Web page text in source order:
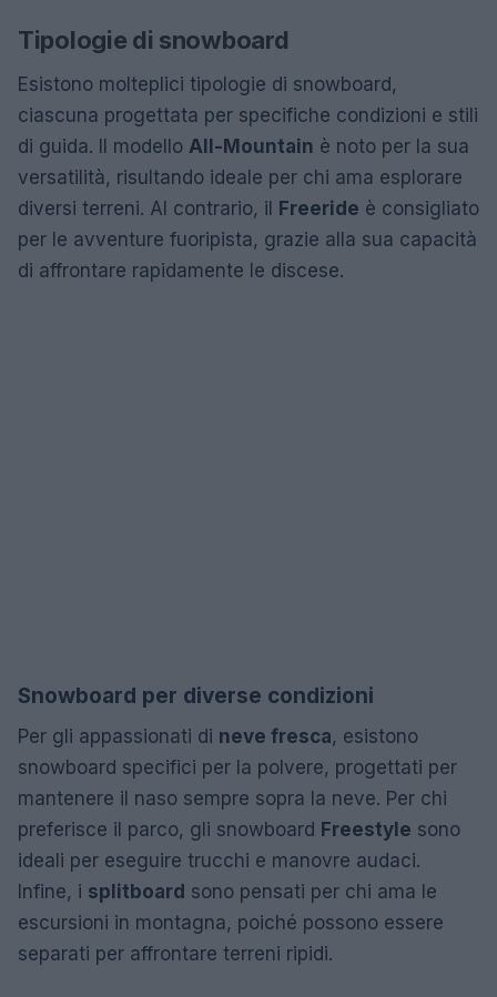
Tipologie di snowboard
Esistono molteplici tipologie di snowboard,
ciascuna progettata per specifiche condizioni e stili
di guida. Il modello All-Mountain è noto per la sua
versatilità, risultando ideale per chi ama esplorare
diversi terreni. Al contrario, il Freeride è consigliato
per le avventure fuoripista, grazie alla sua capacità
di affrontare rapidamente le discese.
Snowboard per diverse condizioni
Per gli appassionati di neve fresca, esistono
snowboard specifici per la polvere, progettati per
mantenere il naso sempre sopra la neve. Per chi
preferisce il parco, gli snowboard Freestyle sono
ideali per eseguire trucchi e manovre audaci.
Infine, i splitboard sono pensati per chi ama le
escursioni in montagna, poiché possono essere
separati per affrontare terreni ripidi.